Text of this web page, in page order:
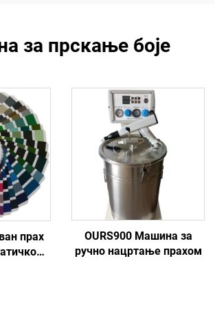
за прскање боје
прах
ОURS900 Машина за
ручно нацртање прахом